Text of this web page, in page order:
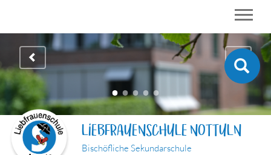
LIEBFRAUENSCHULE NOTTULN
Bischöfliche Sekundarschule